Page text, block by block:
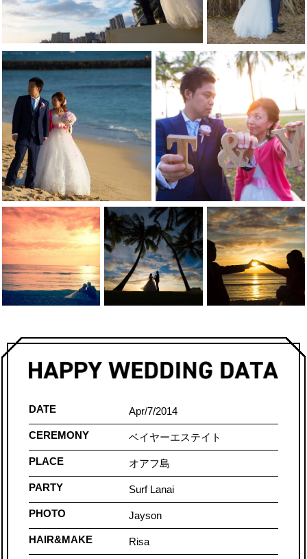
DATE Apr/7/2014
CEREMONY ベイヤーエステイト
PLACE オアフ島
PARTY Surf Lanai
PHOTO Jayson
HAIR&MAKE Risa